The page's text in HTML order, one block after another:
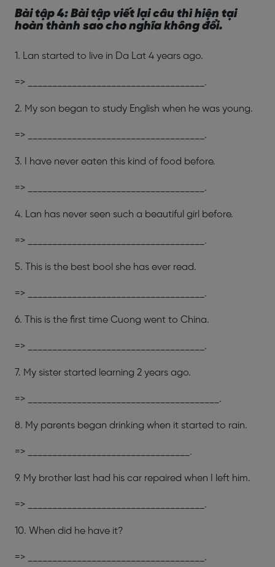
Bài tập 4: Bài tập viết lại câu thì hiện tại
hoàn thành sao cho nghĩa không đổi.
1. Lan started to live in Da Lat 4 years ago.
=> ____________________________________.
2. My son began to study English when he was young.
=> ____________________________________.
3. I have never eaten this kind of food before.
=> ____________________________________.
4. Lan has never seen such a beautiful girl before.
=> ____________________________________.
5. This is the best bool she has ever read.
=> ____________________________________.
6. This is the first time Cuong went to China.
=> ____________________________________.
7. My sister started learning 2 years ago.
=> _______________________________________.
8. My parents began drinking when it started to rain.
=> _________________________________.
9. My brother last had his car repaired when I left him.
=> ____________________________________.
10. When did he have it?
=> ____________________________________.